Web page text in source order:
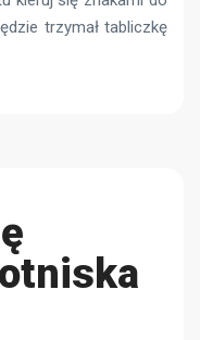
trzymał tabliczkę